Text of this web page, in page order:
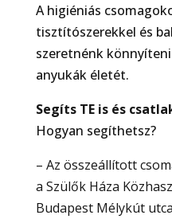
A higiéniás
tisztítószerekkel és
szeretnénk
anyukák életét.
Segíts TE is és
Hogyan segíthetsz?
– Az összeállított
a Szülők Háza
Budapest Mélykút